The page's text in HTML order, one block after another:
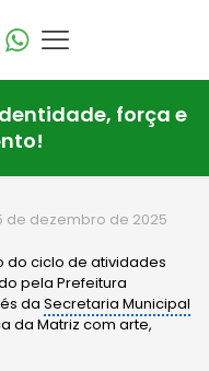
força e
de dezembro de 2025
do ciclo de atividades
pela Prefeitura
daSecretaria Municipal
da Matriz com arte,